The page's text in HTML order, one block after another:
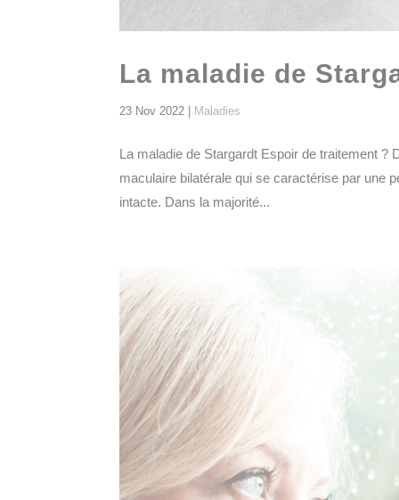
La maladie de
23 Nov 2022 Maladies
La maladie de Stargardt Espoir de traitement ?
maculaire bilatérale qui se caractérise par une
intacte. Dans la majorité...